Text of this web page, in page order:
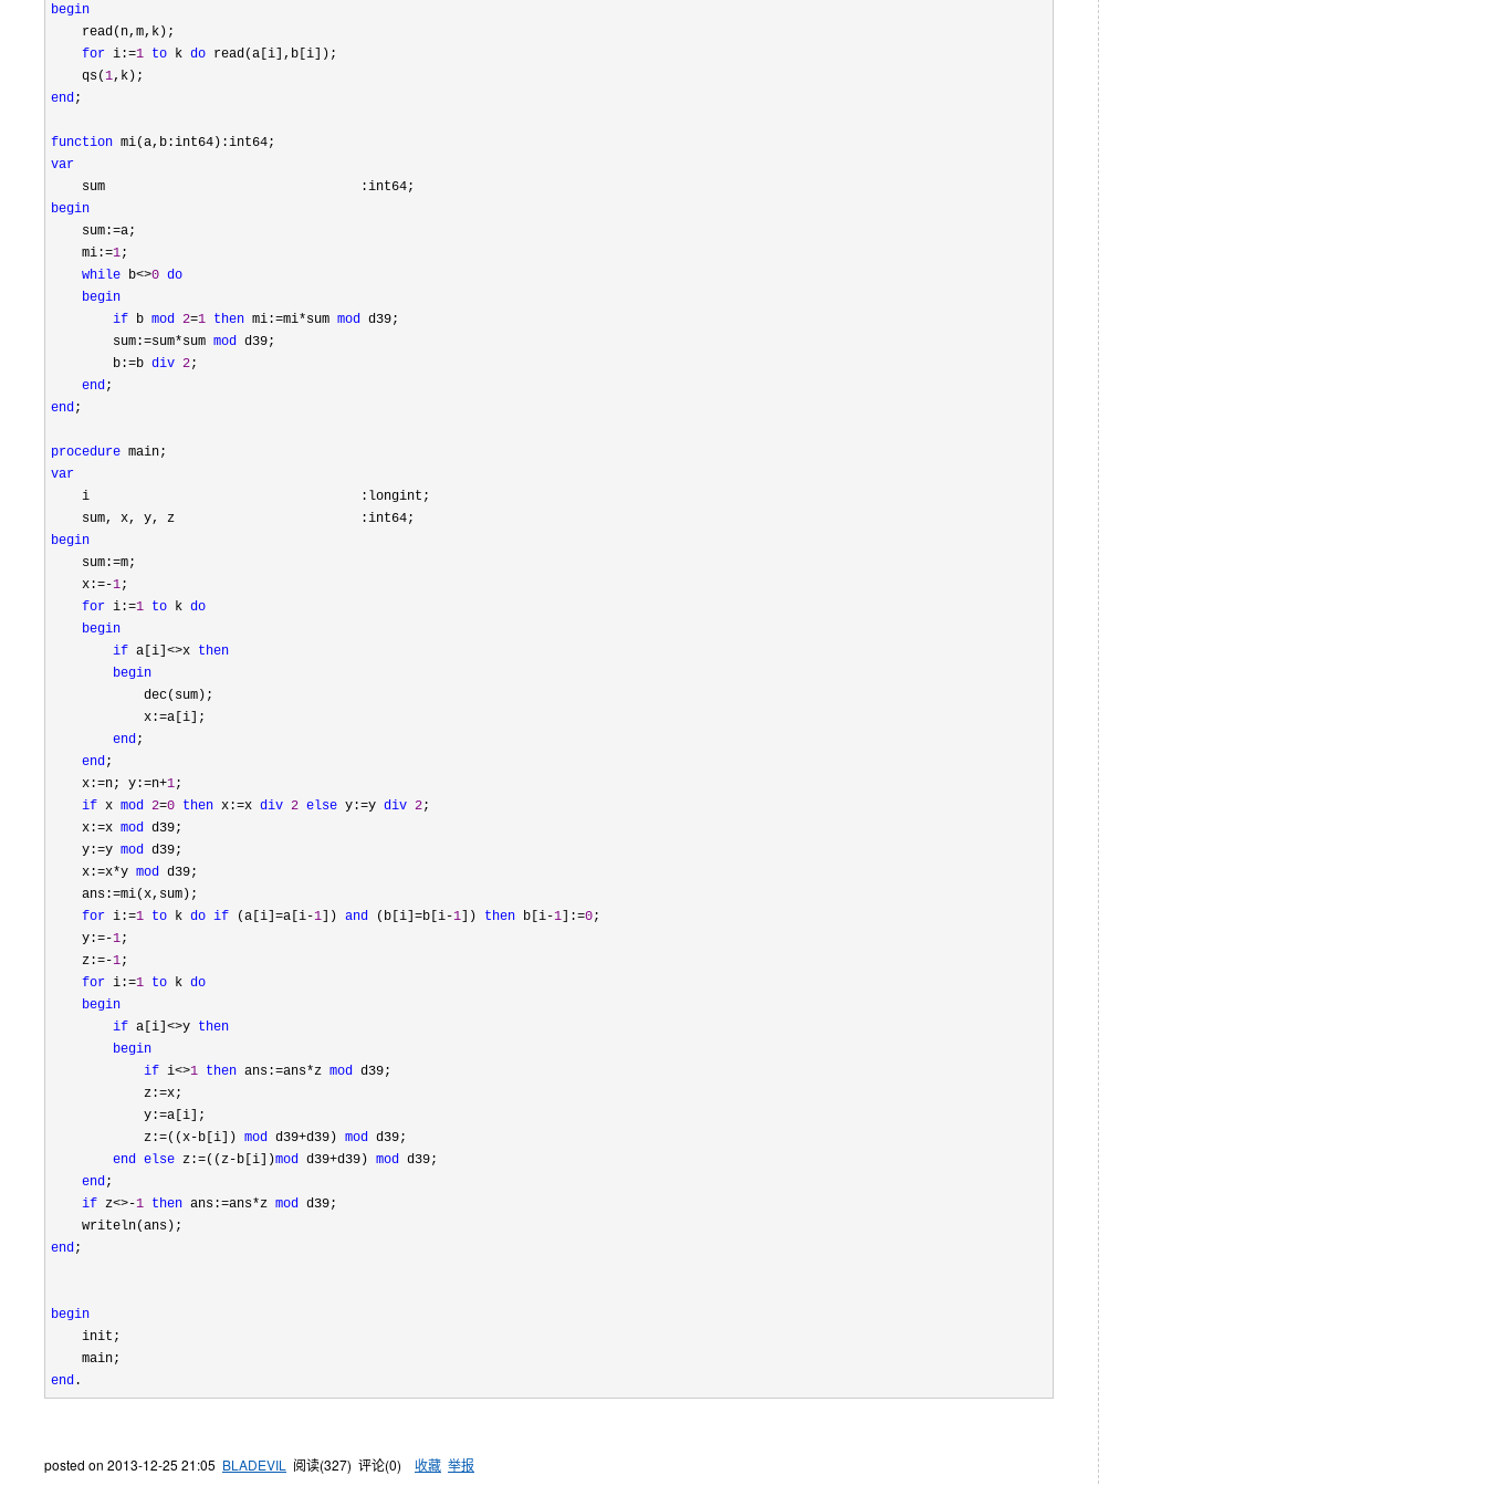
begin
    read(n,m,k);
for i:=1 to k do read(a[i],b[i]);
    qs(
1
end ;
function
var
begin
    sum:
=a;
    mi:
=1;
while b<>0 do
begin
if b mod 2=1 then mi:=mi*sum mod d39;
        sum:
=sum*sum mod d39;
        b:
=b div 2;
end
end ;
procedure
var
    i                                   :longint;
begin
    sum:
=m;
    x:
=-1;
for i:=1 to k do
begin
if a[i]<>x then
begin
            dec(sum);
            x:
=a[i];
end ;
end ;
    x:
=n; y:=n+1;
if x mod 2=0 then x:=x div 2 else y:=y div 2;
    x:
=x mod d39;
    y:
=y mod d39;
    x:
=x*y mod d39;
    ans:
=mi(x,sum);
for i:=1 to k do if (a[i]=a[i-1]) and (b[i]=b[i-1]) then b[i-1]:=0;
    y:
=-1;
    z:
=-1;
for i:=1 to k do
begin
if a[i]<>y then
begin
if i<>1 then ans:=ans*z mod d39;
            z:
=x;
            y:
=a[i];
            z:
=((x-b[i]) mod d39+d39) mod d39;
end else z:=((z-b[i])mod d39+d39) mod d39;
end ;
if z<>-1 then ans:=ans*z mod d39;
end ;
begin
    init;
end .
posted on 2013-12-25 21:05 BLADEVIL 阅读(327) 评论(0) 收藏 举报